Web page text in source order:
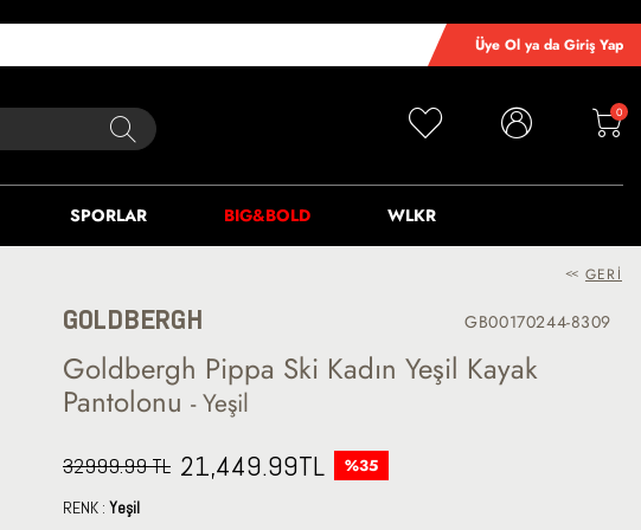
Üye Ol ya da Giriş Yap
0
SPORLAR BIG&BOLD WLKR
<< GERI
GOLDBERGH GB00170244-8309
Goldbergh Pippa Ski Kadın Yeşil Kayak
Pantolonu - Yeşil
32999.99 TL 21,449.99TL %35
RENK : Yeşil